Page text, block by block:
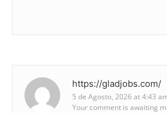
https://gladjobs.com/
5 de Agosto, 2026 at 4:43
Your comment is awaiting